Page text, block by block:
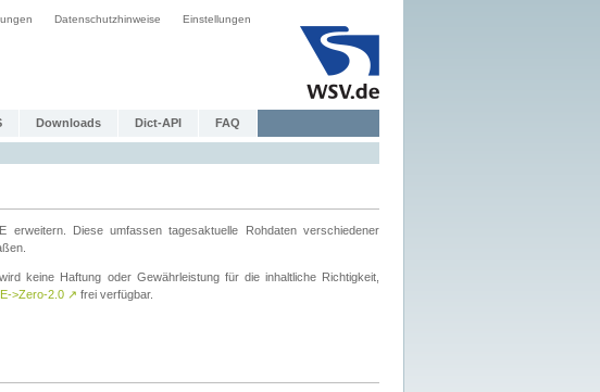
Datenschutzhinweise Einstellungen
Downloads Dict-API FAQ
Diese umfassen tagesaktuelle Rohdaten verschiedener
keine Haftung oder Gewährleistung für die inhaltliche Richtigkeit,
>Zero-2.0 ↗ frei verfügbar.